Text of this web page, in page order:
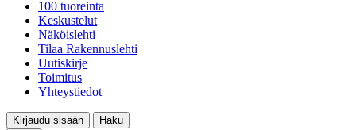
100 tuoreinta
Keskustelut
Näköislehti
Tilaa Rakennuslehti
Uutiskirje
Toimitus
Yhteystiedot
Kirjaudu sisään
Haku